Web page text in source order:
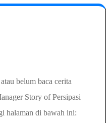
belum baca cerita
Story of Persipasi
halaman di bawah ini: